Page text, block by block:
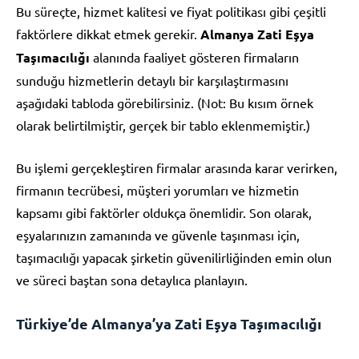
Bu süreçte, hizmet kalitesi ve fiyat politikası gibi çeşitli
faktörlere dikkat etmek gerekir. Almanya Zati Eşya
Taşımacılığı alanında faaliyet gösteren firmaların
sunduğu hizmetlerin detaylı bir karşılaştırmasını
aşağıdaki tabloda görebilirsiniz. (Not: Bu kısım örnek
olarak belirtilmiştir, gerçek bir tablo eklenmemiştir.)
Bu işlemi gerçekleştiren firmalar arasında karar verirken,
firmanın tecrübesi, müşteri yorumları ve hizmetin
kapsamı gibi faktörler oldukça önemlidir. Son olarak,
eşyalarınızın zamanında ve güvenle taşınması için,
taşımacılığı yapacak şirketin güvenilirliğinden emin olun
ve süreci baştan sona detaylıca planlayın.
Türkiye’de Almanya’ya Zati Eşya Taşımacılığı